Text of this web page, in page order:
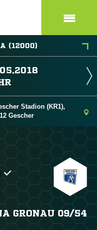
(12000)
Stadion (KR1),
Gescher
GRONAU 09/​54